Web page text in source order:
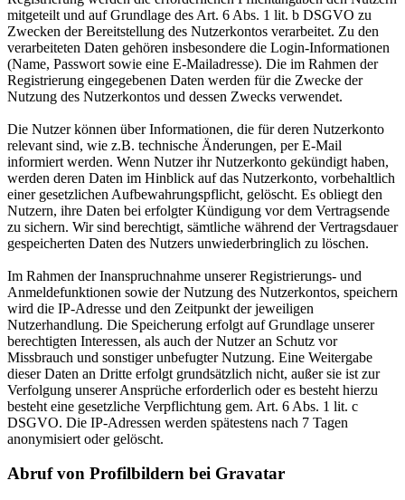
mitgeteilt und auf Grundlage des Art. 6 Abs. 1 lit. b DSGVO zu
Zwecken der Bereitstellung des Nutzerkontos verarbeitet. Zu den
verarbeiteten Daten gehören insbesondere die Login-Informationen
(Name, Passwort sowie eine E-Mailadresse). Die im Rahmen der
Registrierung eingegebenen Daten werden für die Zwecke der
Nutzung des Nutzerkontos und dessen Zwecks verwendet.
Die Nutzer können über Informationen, die für deren Nutzerkonto
relevant sind, wie z.B. technische Änderungen, per E-Mail
informiert werden. Wenn Nutzer ihr Nutzerkonto gekündigt haben,
werden deren Daten im Hinblick auf das Nutzerkonto, vorbehaltlich
einer gesetzlichen Aufbewahrungspflicht, gelöscht. Es obliegt den
Nutzern, ihre Daten bei erfolgter Kündigung vor dem Vertragsende
zu sichern. Wir sind berechtigt, sämtliche während der Vertragsdauer
gespeicherten Daten des Nutzers unwiederbringlich zu löschen.
Im Rahmen der Inanspruchnahme unserer Registrierungs- und
Anmeldefunktionen sowie der Nutzung des Nutzerkontos, speichern
wird die IP-Adresse und den Zeitpunkt der jeweiligen
Nutzerhandlung. Die Speicherung erfolgt auf Grundlage unserer
berechtigten Interessen, als auch der Nutzer an Schutz vor
Missbrauch und sonstiger unbefugter Nutzung. Eine Weitergabe
dieser Daten an Dritte erfolgt grundsätzlich nicht, außer sie ist zur
Verfolgung unserer Ansprüche erforderlich oder es besteht hierzu
besteht eine gesetzliche Verpflichtung gem. Art. 6 Abs. 1 lit. c
DSGVO. Die IP-Adressen werden spätestens nach 7 Tagen
anonymisiert oder gelöscht.
Abruf von Profilbildern bei Gravatar